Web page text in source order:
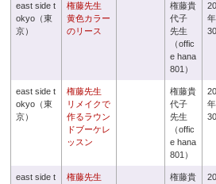
east side t
okyo（東
京）
権藤先生
黄色カラー
のリース
権藤貴
代子
先生
（offic
e hana
801）
east side t
okyo（東
京）
権藤先生
リメイクで
作るラウン
ドブーケレ
ッスン
権藤貴
代子
先生
（offic
e hana
801）
east side t
権藤先生
権藤貴